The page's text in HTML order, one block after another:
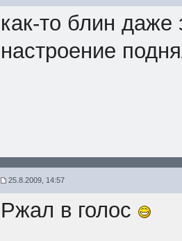
как-то блин даже
настроение
25.8.2009, 14:57
Ржал в голос